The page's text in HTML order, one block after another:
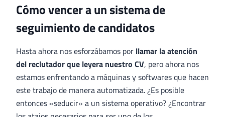
Cómo vencer a un sistema de
seguimiento de candidatos
Hasta ahora nos esforzábamos por llamar la atención
del reclutador que leyera nuestro CV, pero ahora nos
estamos enfrentando a máquinas y softwares que hacen
este trabajo de manera automatizada. ¿Es posible
entonces «seducir» a un sistema operativo? ¿Encontrar